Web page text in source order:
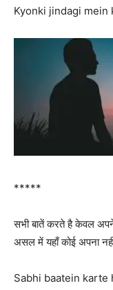
Kyonki jindagi mein
*****
सभी बातें करते है केवल
असल में यहाँ कोई अपना नहीं
Sabhi baatein karte